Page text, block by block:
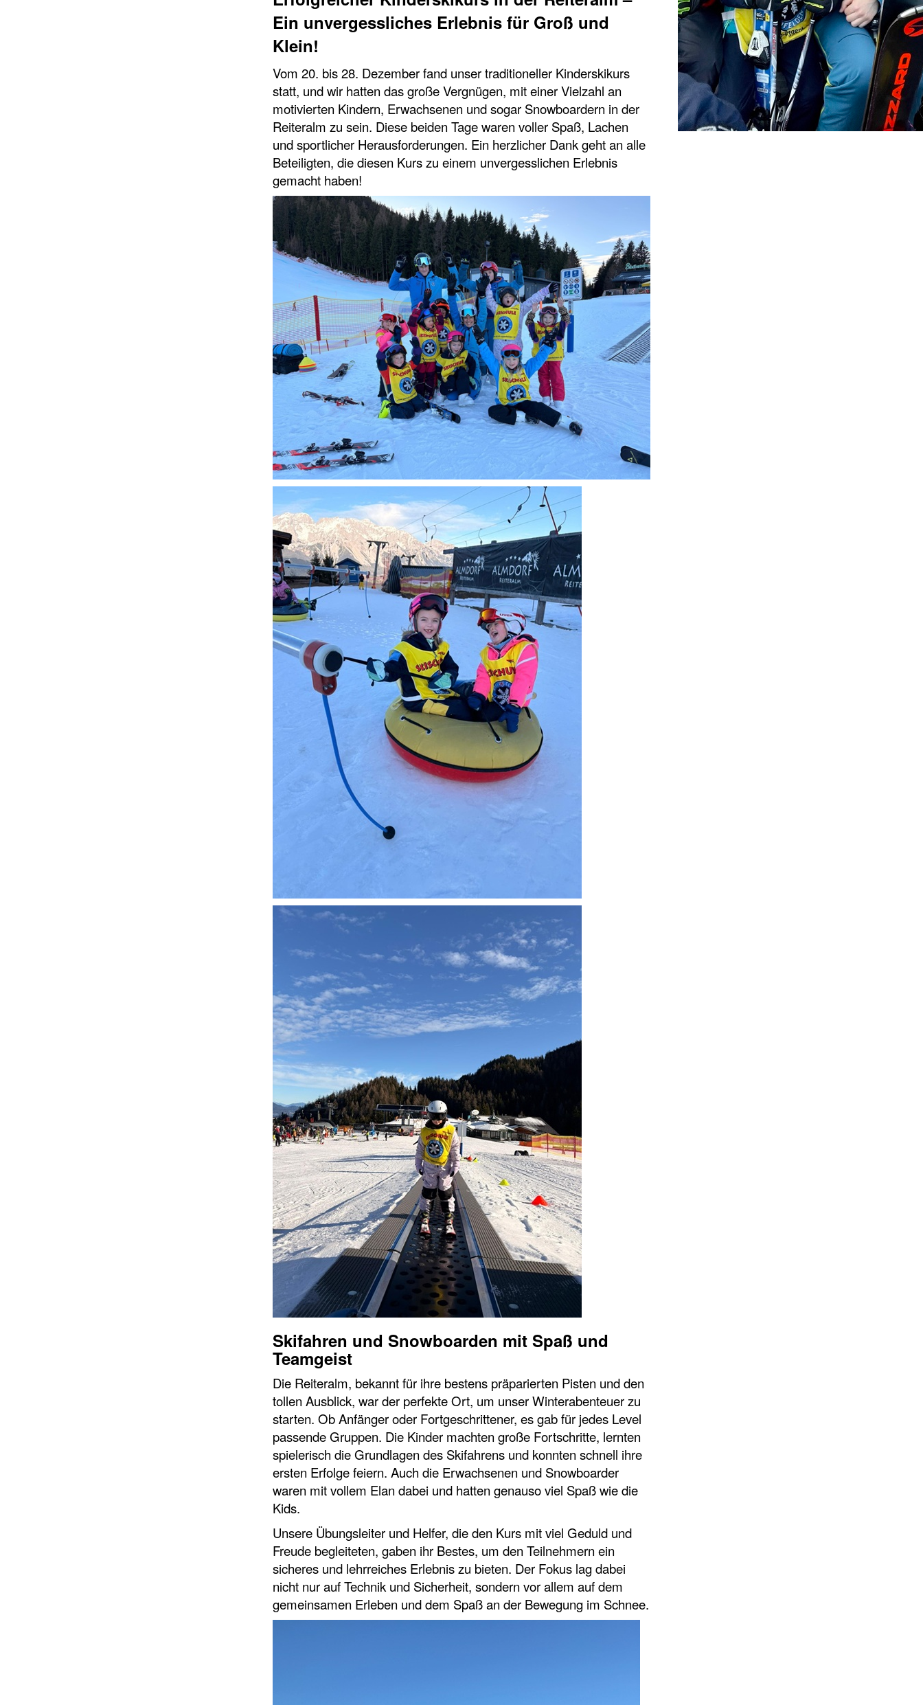
Ein unvergessliches Erlebnis für Groß und
Klein!
Vom 20. bis 28. Dezember fand unser traditioneller Kinderskikurs
statt, und wir hatten das große Vergnügen, mit einer Vielzahl an
motivierten Kindern, Erwachsenen und sogar Snowboardern in der
Reiteralm zu sein. Diese beiden Tage waren voller Spaß, Lachen
und sportlicher Herausforderungen. Ein herzlicher Dank geht an alle
Beteiligten, die diesen Kurs zu einem unvergesslichen Erlebnis
gemacht haben!
Skifahren und Snowboarden mit Spaß und
Teamgeist
Die Reiteralm, bekannt für ihre bestens präparierten Pisten und den
tollen Ausblick, war der perfekte Ort, um unser Winterabenteuer zu
starten. Ob Anfänger oder Fortgeschrittener, es gab für jedes Level
passende Gruppen. Die Kinder machten große Fortschritte, lernten
spielerisch die Grundlagen des Skifahrens und konnten schnell ihre
ersten Erfolge feiern. Auch die Erwachsenen und Snowboarder
waren mit vollem Elan dabei und hatten genauso viel Spaß wie die
Kids.
Unsere Übungsleiter und Helfer, die den Kurs mit viel Geduld und
Freude begleiteten, gaben ihr Bestes, um den Teilnehmern ein
sicheres und lehrreiches Erlebnis zu bieten. Der Fokus lag dabei
nicht nur auf Technik und Sicherheit, sondern vor allem auf dem
gemeinsamen Erleben und dem Spaß an der Bewegung im Schnee.